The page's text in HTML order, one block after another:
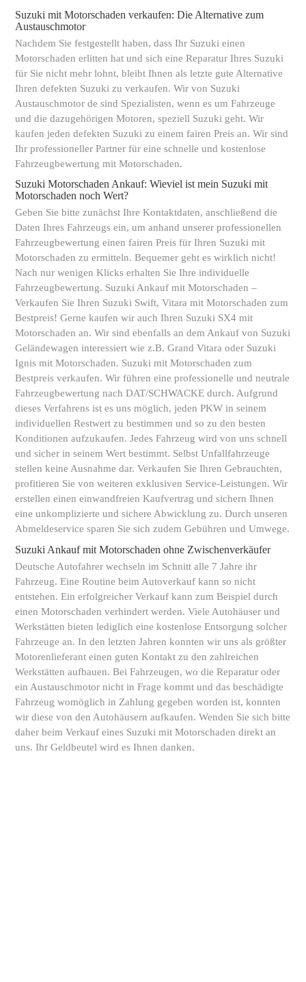
Suzuki mit Motorschaden verkaufen: Die Alternative zum
Austauschmotor
Nachdem Sie festgestellt haben, dass Ihr Suzuki einen
Motorschaden erlitten hat und sich eine Reparatur Ihres Suzuki
für Sie nicht mehr lohnt, bleibt Ihnen als letzte gute Alternative
Ihren defekten Suzuki zu verkaufen. Wir von Suzuki
Austauschmotor de sind Spezialisten, wenn es um Fahrzeuge
und die dazugehörigen Motoren, speziell Suzuki geht. Wir
kaufen jeden defekten Suzuki zu einem fairen Preis an. Wir sind
Ihr professioneller Partner für eine schnelle und kostenlose
Fahrzeugbewertung mit Motorschaden.
Suzuki Motorschaden Ankauf: Wieviel ist mein Suzuki mit
Motorschaden noch Wert?
Geben Sie bitte zunächst Ihre Kontaktdaten, anschließend die
Daten Ihres Fahrzeugs ein, um anhand unserer professionellen
Fahrzeugbewertung einen fairen Preis für Ihren Suzuki mit
Motorschaden zu ermitteln. Bequemer geht es wirklich nicht!
Nach nur wenigen Klicks erhalten Sie Ihre individuelle
Fahrzeugbewertung. Suzuki Ankauf mit Motorschaden –
Verkaufen Sie Ihren Suzuki Swift, Vitara mit Motorschaden zum
Bestpreis! Gerne kaufen wir auch Ihren Suzuki SX4 mit
Motorschaden an. Wir sind ebenfalls an dem Ankauf von Suzuki
Geländewagen interessiert wie z.B. Grand Vitara oder Suzuki
Ignis mit Motorschaden. Suzuki mit Motorschaden zum
Bestpreis verkaufen. Wir führen eine professionelle und neutrale
Fahrzeugbewertung nach DAT/SCHWACKE durch. Aufgrund
dieses Verfahrens ist es uns möglich, jeden PKW in seinem
individuellen Restwert zu bestimmen und so zu den besten
Konditionen aufzukaufen. Jedes Fahrzeug wird von uns schnell
und sicher in seinem Wert bestimmt. Selbst Unfallfahrzeuge
stellen keine Ausnahme dar. Verkaufen Sie Ihren Gebrauchten,
profitieren Sie von weiteren exklusiven Service-Leistungen. Wir
erstellen einen einwandfreien Kaufvertrag und sichern Ihnen
eine unkomplizierte und sichere Abwicklung zu. Durch unseren
Abmeldeservice sparen Sie sich zudem Gebühren und Umwege.
Suzuki Ankauf mit Motorschaden ohne Zwischenverkäufer
Deutsche Autofahrer wechseln im Schnitt alle 7 Jahre ihr
Fahrzeug. Eine Routine beim Autoverkauf kann so nicht
entstehen. Ein erfolgreicher Verkauf kann zum Beispiel durch
einen Motorschaden verhindert werden. Viele Autohäuser und
Werkstätten bieten lediglich eine kostenlose Entsorgung solcher
Fahrzeuge an. In den letzten Jahren konnten wir uns als größter
Motorenlieferant einen guten Kontakt zu den zahlreichen
Werkstätten aufbauen. Bei Fahrzeugen, wo die Reparatur oder
ein Austauschmotor nicht in Frage kommt und das beschädigte
Fahrzeug womöglich in Zahlung gegeben worden ist, konnten
wir diese von den Autohäusern aufkaufen. Wenden Sie sich bitte
daher beim Verkauf eines Suzuki mit Motorschaden direkt an
uns. Ihr Geldbeutel wird es Ihnen danken.